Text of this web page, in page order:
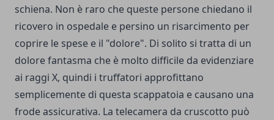
schiena. Non è raro che queste persone chiedano il
ricovero in ospedale e persino un risarcimento per
coprire le spese e il "dolore". Di solito si tratta di un
dolore fantasma che è molto difficile da evidenziare
ai raggi X, quindi i truffatori approfittano
semplicemente di questa scappatoia e causano una
frode assicurativa. La telecamera da cruscotto può